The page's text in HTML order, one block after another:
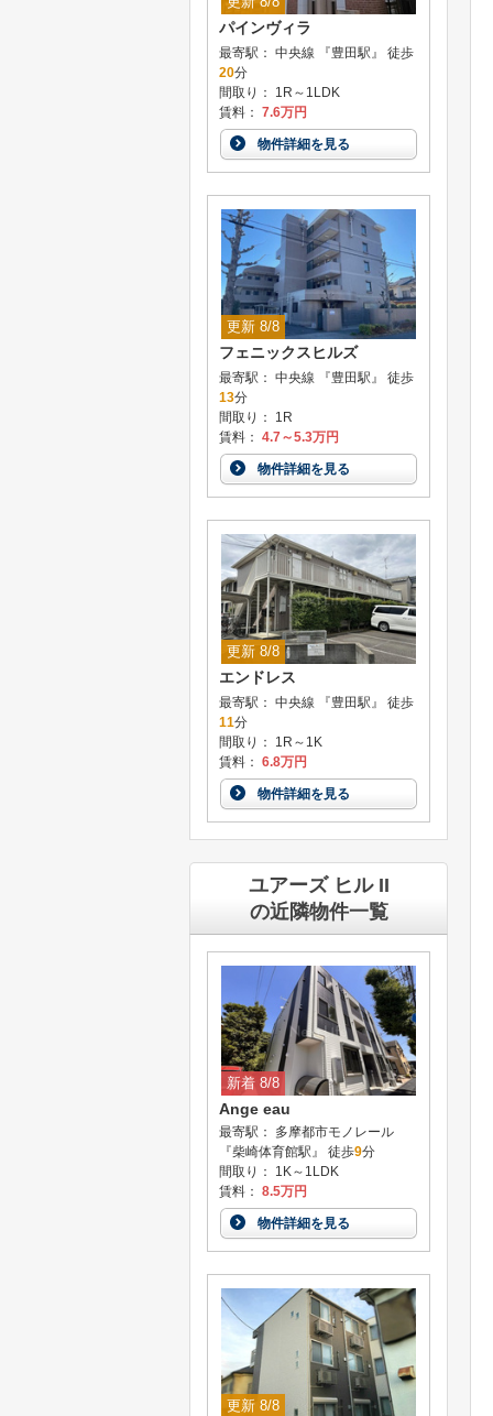
パインヴィラ
最寄駅： 中央線 『豊田駅』 徒歩
20分
間取り： 1R～1LDK
賃料： 7.6万円
物件詳細を見る
更新 8/8
フェニックスヒルズ
最寄駅： 中央線 『豊田駅』 徒歩
13分
間取り： 1R
賃料： 4.7～5.3万円
物件詳細を見る
更新 8/8
エンドレス
最寄駅： 中央線 『豊田駅』 徒歩
11分
間取り： 1R～1K
賃料： 6.8万円
物件詳細を見る
ユアーズ ヒル II
の近隣物件一覧
新着 8/8
Ange eau
最寄駅： 多摩都市モノレール
『柴崎体育館駅』 徒歩9分
間取り： 1K～1LDK
賃料： 8.5万円
物件詳細を見る
更新 8/8